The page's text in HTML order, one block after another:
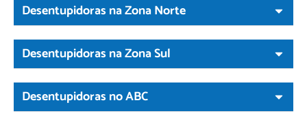
Desentupidoras na Zona Norte
Desentupidoras na Zona Sul
Desentupidoras no ABC